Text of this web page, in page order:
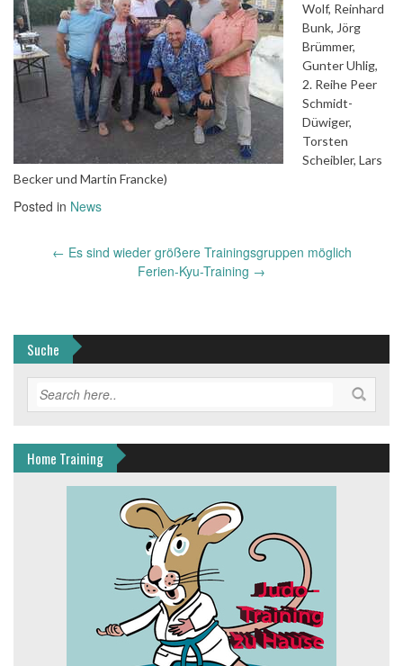
Wolf, Reinhard
Bunk, Jörg
Brümmer,
Gunter Uhlig,
2. Reihe Peer
Schmidt-
Düwiger,
Torsten
Scheibler, Lars
Becker und Martin Francke)
Posted in News
← Es sind wieder größere Trainingsgruppen möglich
Ferien-Kyu-Training →
Suche
Home Training